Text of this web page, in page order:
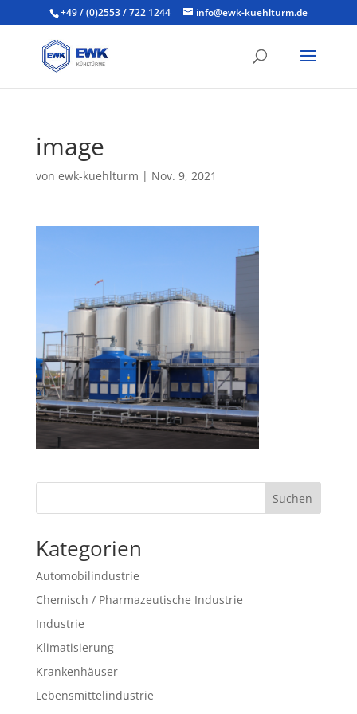
+49 / (0)2553 / 722 1244 info@ewk-kuehlturm.de
image
von ewk-kuehlturm | Nov. 9, 2021
Suchen
Kategorien
Automobilindustrie
Chemisch / Pharmazeutische Industrie
Industrie
Klimatisierung
Krankenhäuser
Lebensmittelindustrie